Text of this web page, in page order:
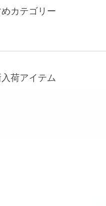
カテゴリー
荷アイテム